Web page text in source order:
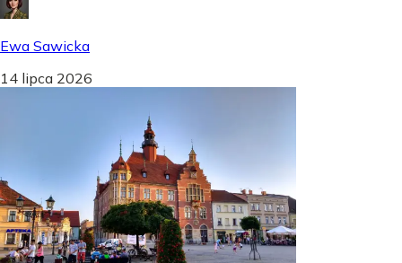
Ewa Sawicka
14 lipca 2026